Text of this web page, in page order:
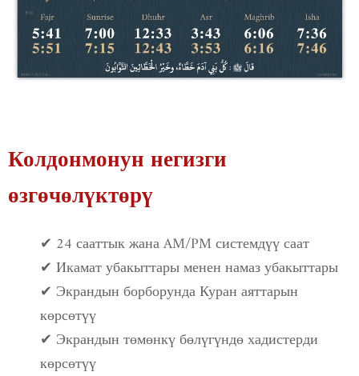
Колдонмонун негизги
өзгөчөлүктөрү
✔ 24 сааттык жана AM/PM системдүү саат
✔ Икамат убакыттары менен намаз убакыттары
✔ Экрандын борборунда Куран аяттарын
көрсөтүү
✔ Экрандын төмөнкү бөлүгүндө хадистерди
көрсөтүү